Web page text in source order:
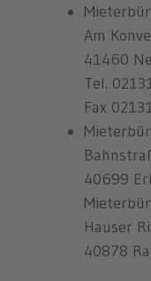
Am
41460
Tel.
Fax
40699
Hauser
40878